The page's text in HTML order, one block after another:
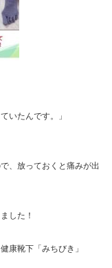
いたんです。」
、放っておくと痛みが出
した！
康靴下「みちびき」